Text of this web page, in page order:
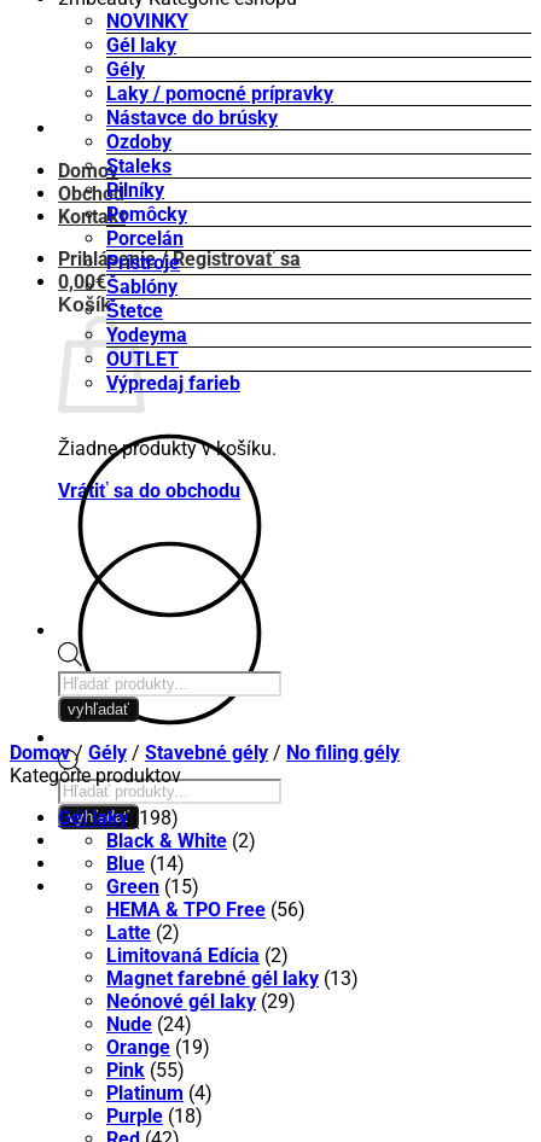
Domov
Obchod
Kontakt
Prihlásenie / Registrovať sa
0,00€
Košík
Žiadne produkty v košíku.
Vrátiť sa do obchodu
Products
search
vyhľadať
NOVINKY
Gél laky
Gély
Laky / pomocné prípravky
Nástavce do brúsky
Ozdoby
Staleks
Pilníky
Pomôcky
Porcelán
Prístroje
Šablóny
Štetce
Yodeyma
OUTLET
Výpredaj farieb
Products
search
vyhľadať
Domov / Gély / Stavebné gély / No filing gély
Kategórie produktov
Gél laky (198)
Black & White (2)
Blue (14)
Green (15)
HEMA & TPO Free (56)
Latte (2)
Limitovaná Edícia (2)
Magnet farebné gél laky (13)
Neónové gél laky (29)
Nude (24)
Orange (19)
Pink (55)
Platinum (4)
Purple (18)